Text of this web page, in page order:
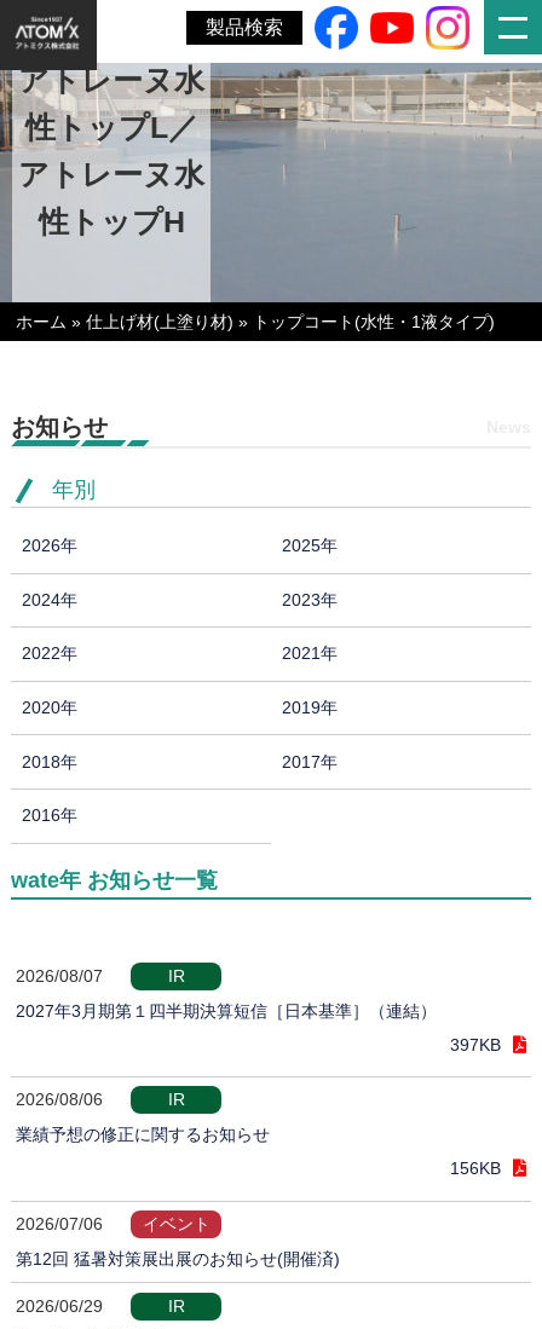
製品検索
アトレーヌ水
性トップL／
アトレーヌ水
性トップH
ホーム »仕上げ材(上塗り材) » トップコート(水性・1液タイプ)
お知らせ
年別
2026年 2025年
2024年 2023年
2022年 2021年
2020年 2019年
2018年 2017年
2016年
wate年 お知らせ一覧
2026/08/07
IR
2027年3月期第１四半期決算短信［日本基準］（連結）
397KB
2026/08/06
IR
業績予想の修正に関するお知らせ
156KB
2026/07/06
イベント
第12回 猛暑対策展出展のお知らせ(開催済)
2026/06/29
IR